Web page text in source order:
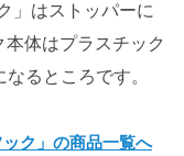
」はストッパーに
体はプラスチック
るところです。
ク」の商品一覧へ